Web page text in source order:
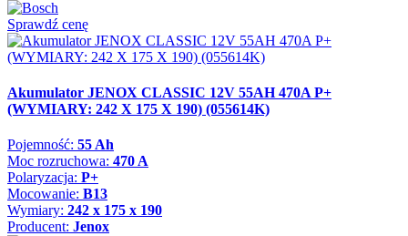
Sprawdź cenę
Akumulator JENOX CLASSIC 12V 55AH 470A P+
(WYMIARY: 242 X 175 X 190) (055614K)
Pojemność: 55 Ah
Moc rozruchowa: 470 A
Polaryzacja: P+
Mocowanie: B13
Wymiary: 242 x 175 x 190
Producent: Jenox